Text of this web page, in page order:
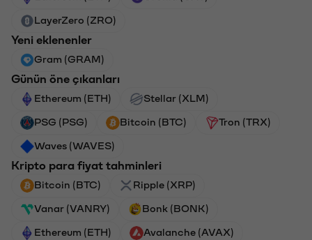
LayerZero (ZRO)
Yeni eklenenler
Gram (GRAM)
Günün öne çıkanları
Ethereum (ETH) Stellar (XLM)
PSG (PSG) Bitcoin (BTC) Tron (TRX)
Waves (WAVES)
Kripto para fiyat tahminleri
Bitcoin (BTC) Ripple (XRP)
Vanar (VANRY) Bonk (BONK)
Ethereum (ETH) Avalanche (AVAX)